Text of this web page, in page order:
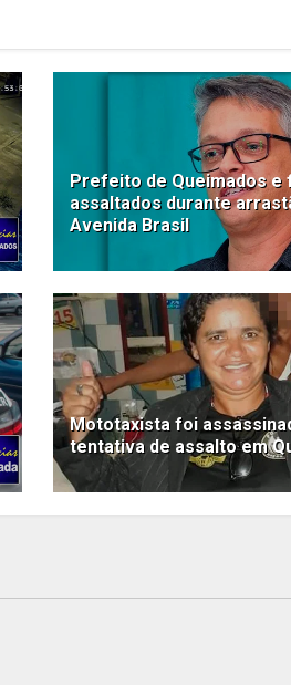
Prefeito de Queimados e
assaltados durante
Avenida Brasil
Mototaxista foi
tentativa de assalto em